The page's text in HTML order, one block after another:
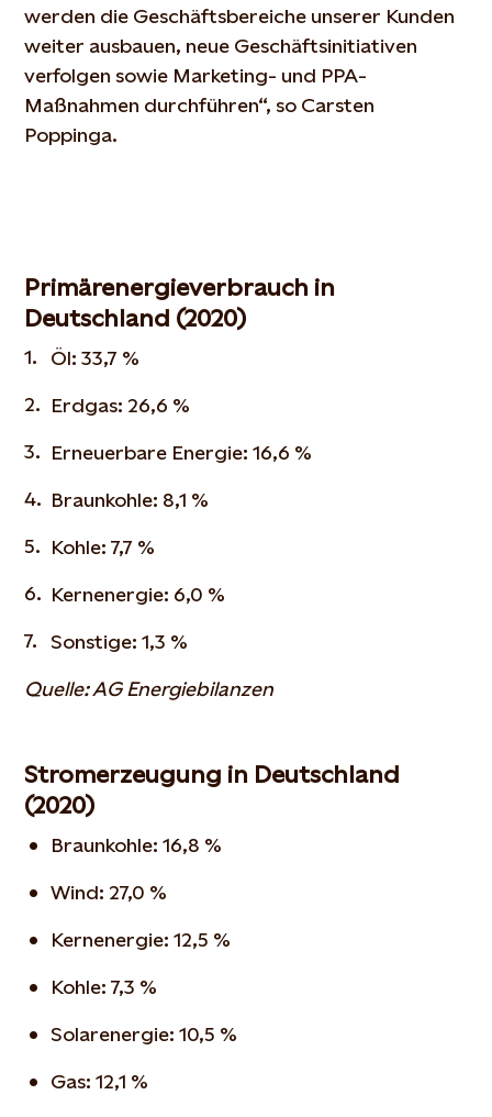
werden die Geschäftsbereiche unserer Kunden
weiter ausbauen, neue Geschäftsinitiativen
verfolgen sowie Marketing- und PPA-
Maßnahmen durchführen“, so Carsten
Poppinga.
Primärenergieverbrauch in
Deutschland (2020)
Öl: 33,7 %
Erdgas: 26,6 %
Erneuerbare Energie: 16,6 %
Braunkohle: 8,1 %
Kohle: 7,7 %
Kernenergie: 6,0 %
Sonstige: 1,3 %
Quelle: AG Energiebilanzen
Stromerzeugung in Deutschland
(2020)
Braunkohle: 16,8 %
Wind: 27,0 %
Kernenergie: 12,5 %
Kohle: 7,3 %
Solarenergie: 10,5 %
Gas: 12,1 %